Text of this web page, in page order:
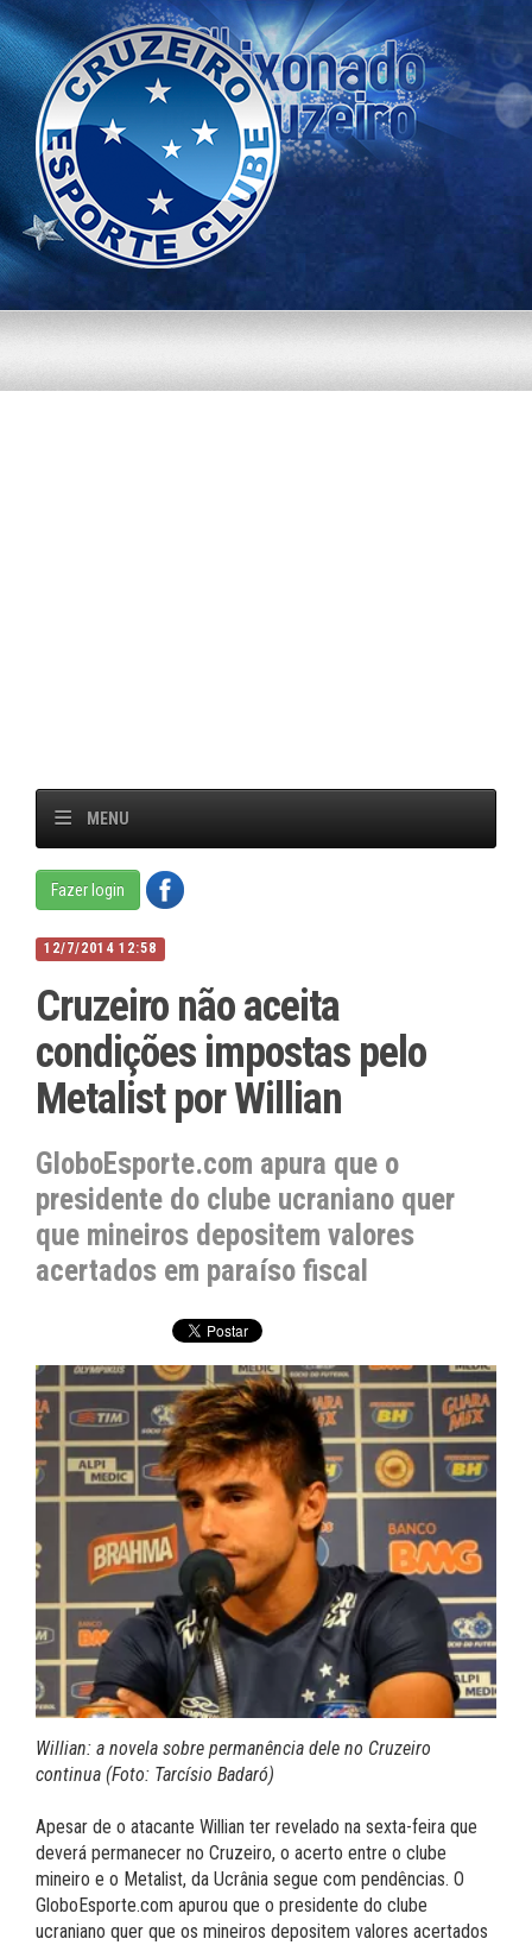
MENU
Fazer login
12/7/2014 12:58
Cruzeiro não aceita
condições impostas pelo
Metalist por Willian
GloboEsporte.com apura que o
presidente do clube ucraniano quer
que mineiros depositem valores
acertados em paraíso fiscal
Willian: a novela sobre permanência dele no Cruzeiro
continua (Foto: Tarcísio Badaró)
Apesar de o atacante Willian ter revelado na sexta-feira que
deverá permanecer no Cruzeiro, o acerto entre o clube
mineiro e o Metalist, da Ucrânia segue com pendências. O
GloboEsporte.com apurou que o presidente do clube
ucraniano quer que os mineiros depositem valores acertados